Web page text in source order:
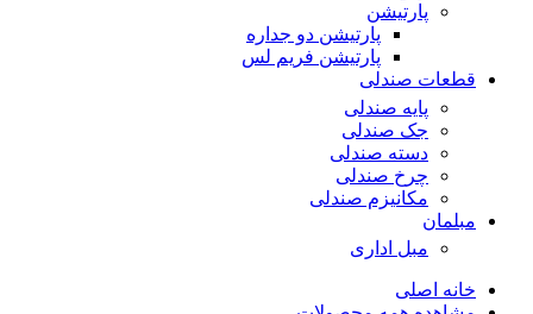
پارتیشن
پارتیشن دو جداره
پارتیشن فریم لس
قطعات صندلی
پایه صندلی
جک صندلی
دسته صندلی
چرخ صندلی
مکانیزم صندلی
مبلمان
مبل اداری
خانه اصلی